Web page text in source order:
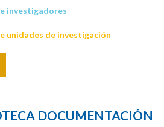
investigadores
unidades de investigación
DOCUMENTACIÓN